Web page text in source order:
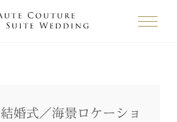
婚式／海景ロケーショ